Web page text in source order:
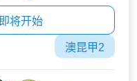
即将开始
澳昆甲2